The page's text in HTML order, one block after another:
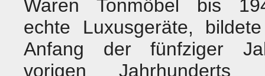
Waren Tonmöbel bis
echte Luxusgeräte,
Anfang der fünfziger
vorigen Jahrhunderts